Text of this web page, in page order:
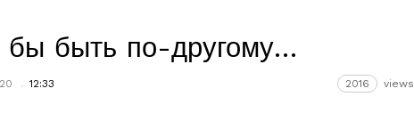
бы быть по-другому…
12:33 2016 views